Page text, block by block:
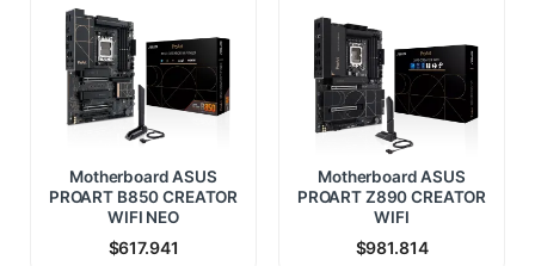
Motherboard ASUS
PROART B850 CREATOR
WIFI NEO
$617.941
Motherboard ASUS
PROART Z890 CREATOR
WIFI
$981.814